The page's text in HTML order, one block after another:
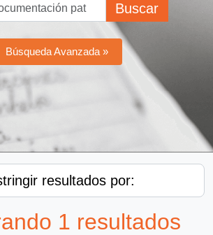
Buscar
Búsqueda Avanzada »
resultados por:
1 resultados